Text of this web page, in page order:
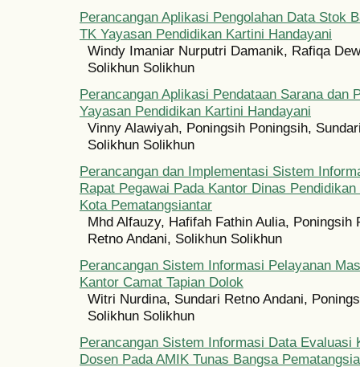
Perancangan Aplikasi Pengolahan Data Stok
TK Yayasan Pendidikan Kartini Handayani
Windy Imaniar Nurputri Damanik, Rafiqa
Solikhun Solikhun
Perancangan Aplikasi Pendataan Sarana dan
Yayasan Pendidikan Kartini Handayani
Vinny Alawiyah, Poningsih Poningsih,
Solikhun Solikhun
Perancangan dan Implementasi Sistem
Rapat Pegawai Pada Kantor Dinas
Kota Pematangsiantar
Mhd Alfauzy, Hafifah Fathin Aulia, Poningsih
Retno Andani, Solikhun Solikhun
Perancangan Sistem Informasi Pelayanan
Kantor Camat Tapian Dolok
Witri Nurdina, Sundari Retno Andani,
Solikhun Solikhun
Perancangan Sistem Informasi Data Evaluasi
Dosen Pada AMIK Tunas Bangsa